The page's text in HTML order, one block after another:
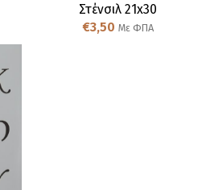
Στένσιλ 21x30
€3,50 Με ΦΠΑ